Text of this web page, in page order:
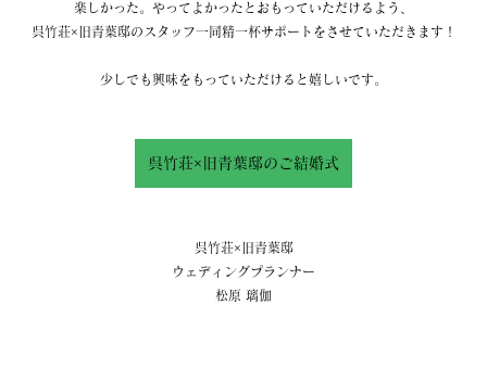
楽しかった。やってよかったとおもっていただけるよう、
呉竹荘×旧青葉邸のスタッフ一同精一杯サポートをさせていただきます！
少しでも興味をもっていただけると嬉しいです。
呉竹荘×旧青葉邸のご結婚式
呉竹荘×旧青葉邸
ウェディングプランナー
松原 璃伽